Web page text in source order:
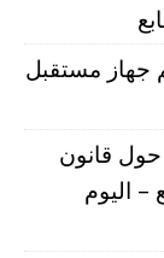
جهاز مستقبل
قانون
اليوم